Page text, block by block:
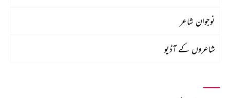
نوجوان شاعر
شاعروں کے آڈیو